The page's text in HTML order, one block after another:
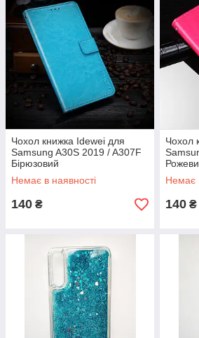
Чохол книжка Idewei для
Samsung A30S 2019 / A307F
Бірюзовий
Немає в наявності
140 ₴
Чохол
Немає
140 ₴